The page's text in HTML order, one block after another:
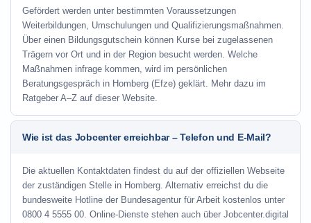
Gefördert werden unter bestimmten Voraussetzungen
Weiterbildungen, Umschulungen und Qualifizierungsmaßnahmen.
Über einen Bildungsgutschein können Kurse bei zugelassenen
Trägern vor Ort und in der Region besucht werden. Welche
Maßnahmen infrage kommen, wird im persönlichen
Beratungsgespräch in Homberg (Efze) geklärt. Mehr dazu im
Ratgeber A–Z auf dieser Website.
Wie ist das Jobcenter erreichbar – Telefon und E-Mail?
Die aktuellen Kontaktdaten findest du auf der offiziellen Webseite
der zuständigen Stelle in Homberg. Alternativ erreichst du die
bundesweite Hotline der Bundesagentur für Arbeit kostenlos unter
0800 4 5555 00. Online-Dienste stehen auch über Jobcenter.digital